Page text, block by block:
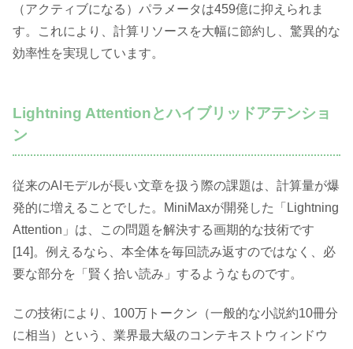
（アクティブになる）パラメータは459億に抑えられま
す。これにより、計算リソースを大幅に節約し、驚異的な
効率性を実現しています。
Lightning Attentionとハイブリッドアテンショ
ン
従来のAIモデルが長い文章を扱う際の課題は、計算量が爆
発的に増えることでした。MiniMaxが開発した「Lightning
Attention」は、この問題を解決する画期的な技術です
[14]。例えるなら、本全体を毎回読み返すのではなく、必
要な部分を「賢く拾い読み」するようなものです。
この技術により、100万トークン（一般的な小説約10冊分
に相当）という、業界最大級のコンテキストウィンドウ